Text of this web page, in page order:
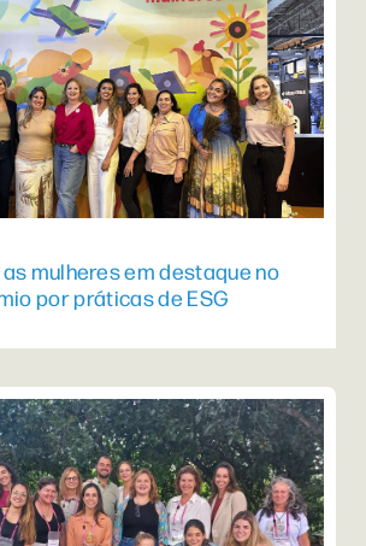
mulheres em destaque no
por práticas de ESG